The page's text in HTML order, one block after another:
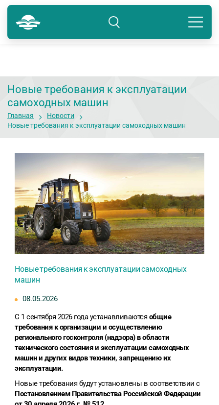
Тюмень
Подразделение: Тюмень
8 800 250-41-22
Новые требования к эксплуатации
самоходных машин
Главная
Новости
Новые требования к эксплуатации самоходных машин
Новые требования к эксплуатации самоходных
машин
08.05.2026
С 1 сентября 2026 года устанавливаются общие
требования к организации и осуществлению
регионального госконтроля (надзора) в области
технического состояния и эксплуатации самоходных
машин и других видов техники, запрещению их
эксплуатации.
Новые требования будут установлены в соответствии с
Постановлением Правительства Российской Федерации